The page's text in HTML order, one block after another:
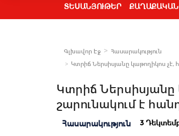
ՏԵՍԱՆՅՈՒԹԵՐ
Գլխավոր Էջ
Հասարակություն
Կտրիճ Ներսիսյանը կաթողիկոս
Կտրիճ
շարունակում է
Հասարակություն 3